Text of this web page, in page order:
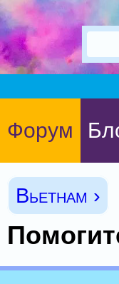
Форум
Вьетнам ›